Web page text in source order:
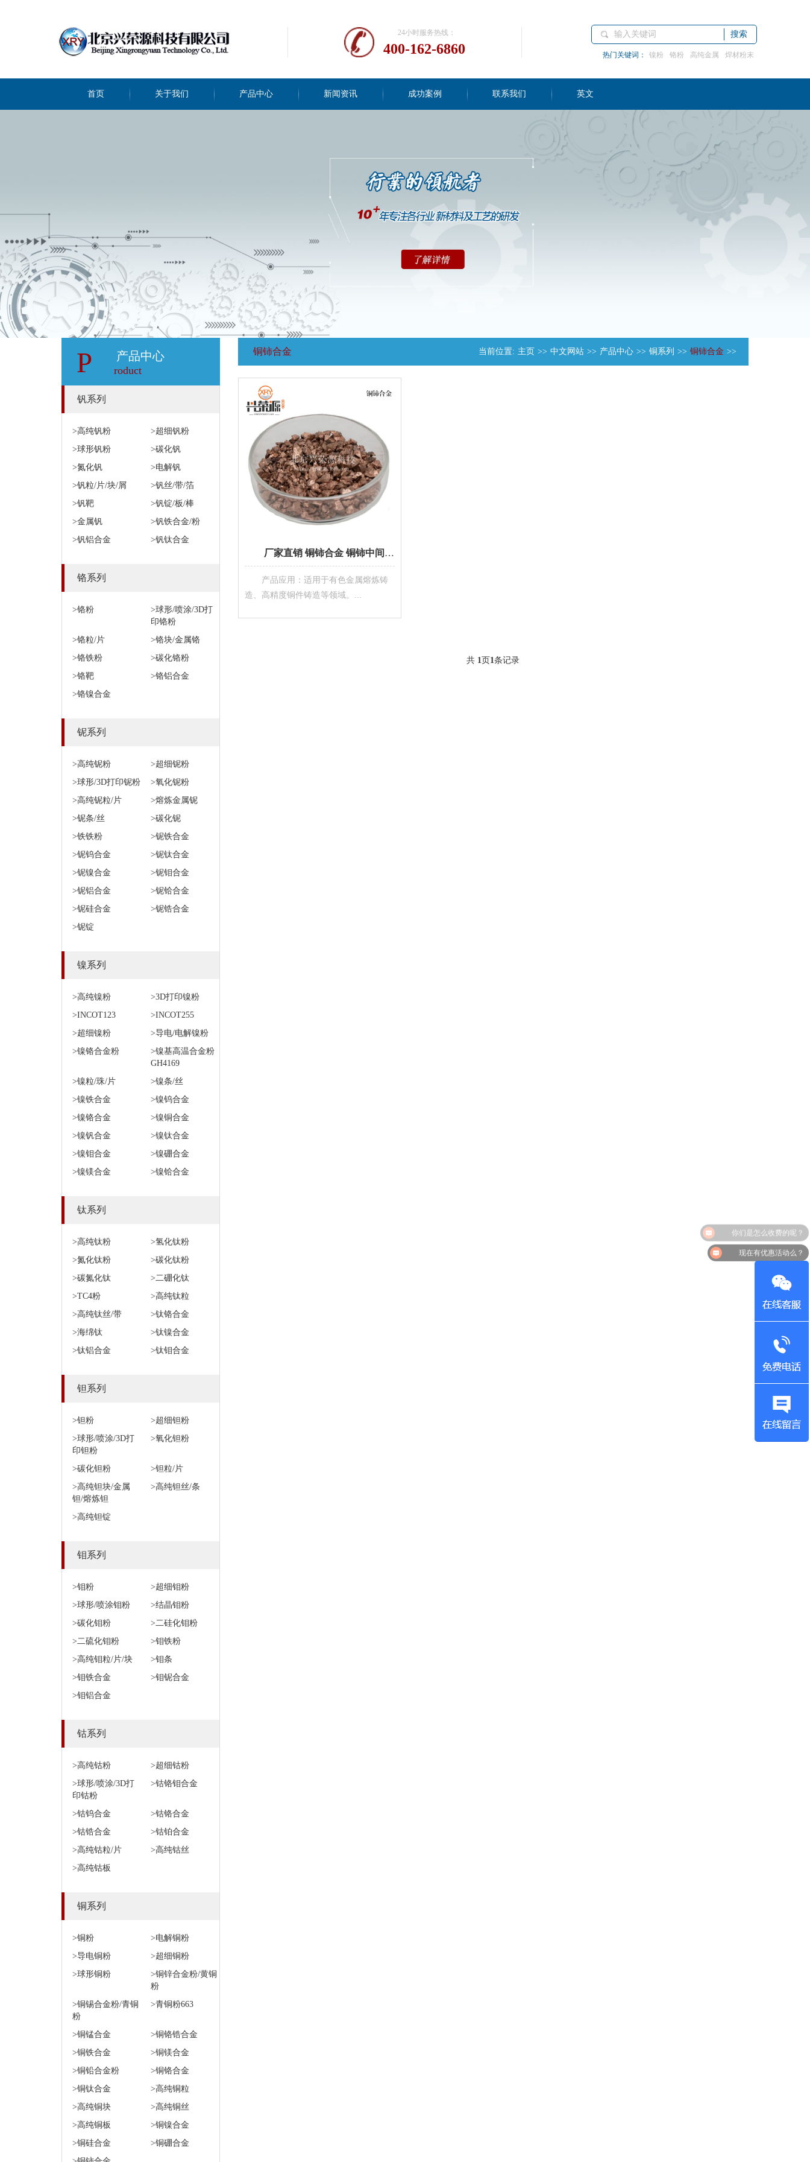
24小时服务热线：
400-162-6860
搜索
热门关键词： 镍粉 铬粉 高纯金属 焊材粉末
首页 关于我们 产品中心 新闻资讯 成功案例 联系我们 英文
P 产品中心
roduct
钒系列
>高纯钒粉
>超细钒粉
>球形钒粉
>碳化钒
>氮化钒
>电解钒
>钒粒/片/块/屑
>钒丝/带/箔
>钒靶
>钒锭/板/棒
>金属钒
>钒铁合金/粉
>钒铝合金
>钒钛合金
铬系列
>铬粉
>球形/喷涂/3D打
印铬粉
>铬粒/片
>铬块/金属铬
>铬铁粉
>碳化铬粉
>铬靶
>铬铝合金
>铬镍合金
铌系列
>高纯铌粉
>超细铌粉
>球形/3D打印铌粉
>氧化铌粉
>高纯铌粒/片
>熔炼金属铌
>铌条/丝
>碳化铌
>铁铁粉
>铌铁合金
>铌钨合金
>铌钛合金
>铌镍合金
>铌钼合金
>铌铝合金
>铌铪合金
>铌硅合金
>铌锆合金
>铌锭
镍系列
>高纯镍粉
>3D打印镍粉
>INCOT123
>INCOT255
>超细镍粉
>导电/电解镍粉
>镍铬合金粉
>镍基高温合金粉
GH4169
>镍粒/珠/片
>镍条/丝
>镍铁合金
>镍钨合金
>镍铬合金
>镍铜合金
>镍钒合金
>镍钛合金
>镍钼合金
>镍硼合金
>镍镁合金
>镍铪合金
钛系列
>高纯钛粉
>氢化钛粉
>氮化钛粉
>碳化钛粉
>碳氮化钛
>二硼化钛
>TC4粉
>高纯钛粒
>高纯钛丝/带
>钛铬合金
>海绵钛
>钛镍合金
>钛铝合金
>钛钼合金
钽系列
>钽粉
>超细钽粉
>球形/喷涂/3D打
印钽粉
>氧化钽粉
>碳化钽粉
>钽粒/片
>高纯钽块/金属
钽/熔炼钽
>高纯钽丝/条
>高纯钽锭
钼系列
>钼粉
>超细钼粉
>球形/喷涂钼粉
>结晶钼粉
>碳化钼粉
>二硅化钼粉
>二硫化钼粉
>钼铁粉
>高纯钼粒/片/块
>钼条
>钼铁合金
>钼铌合金
>钼铝合金
钴系列
>高纯钴粉
>超细钴粉
>球形/喷涂/3D打
印钴粉
>钴铬钼合金
>钴钨合金
>钴铬合金
>钴锆合金
>钴铂合金
>高纯钴粒/片
>高纯钴丝
>高纯钴板
铜系列
>铜粉
>电解铜粉
>导电铜粉
>超细铜粉
>球形铜粉
>铜锌合金粉/黄铜
粉
>铜锡合金粉/青铜
粉
>青铜粉663
>铜锰合金
>铜铬锆合金
>铜铁合金
>铜镁合金
>铜铅合金粉
>铜铬合金
>铜钛合金
>高纯铜粒
>高纯铜块
>高纯铜丝
>高纯铜板
>铜镍合金
>铜硅合金
>铜硼合金
铜铈合金 当前位置: 主页 >> 中文网站 >> 产品中心 >> 铜系列 >> 铜铈合金 >>
厂家直销 铜铈合金 铜铈中间合金 铜镧合金 铜镧
产品应用：适用于有色金属熔炼铸
造、高精度铜件铸造等领域。...
共 1页1条记录
现在有优惠活动么？